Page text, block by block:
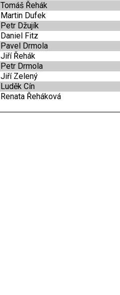
Tomáš Řehák
Martin Dufek
Petr Džujík
Daniel Fitz
Pavel Drmola
Jiří Řehák
Petr Drmola
Jiří Zelený
Luděk Cín
Renata Řeháková